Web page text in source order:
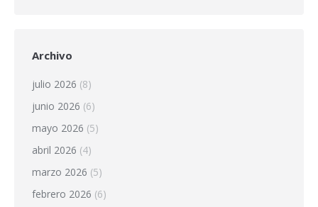
Archivo
julio 2026 (8)
junio 2026 (6)
mayo 2026 (5)
abril 2026 (4)
marzo 2026 (5)
febrero 2026 (6)